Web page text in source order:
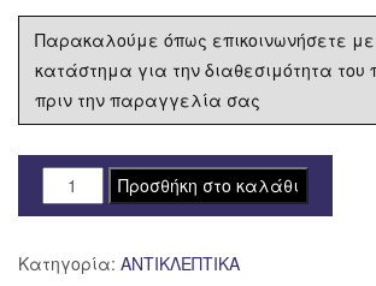
Παρακαλούμε όπως επικοινωνήσετε με
κατάστημα για την διαθεσιμότητα του
πριν την παραγγελία σας
AB-
BD-
OR
Προσθήκη στο καλάθι
Κατηγορία: ΑΝΤΙΚΛΕΠΤΙΚΑ